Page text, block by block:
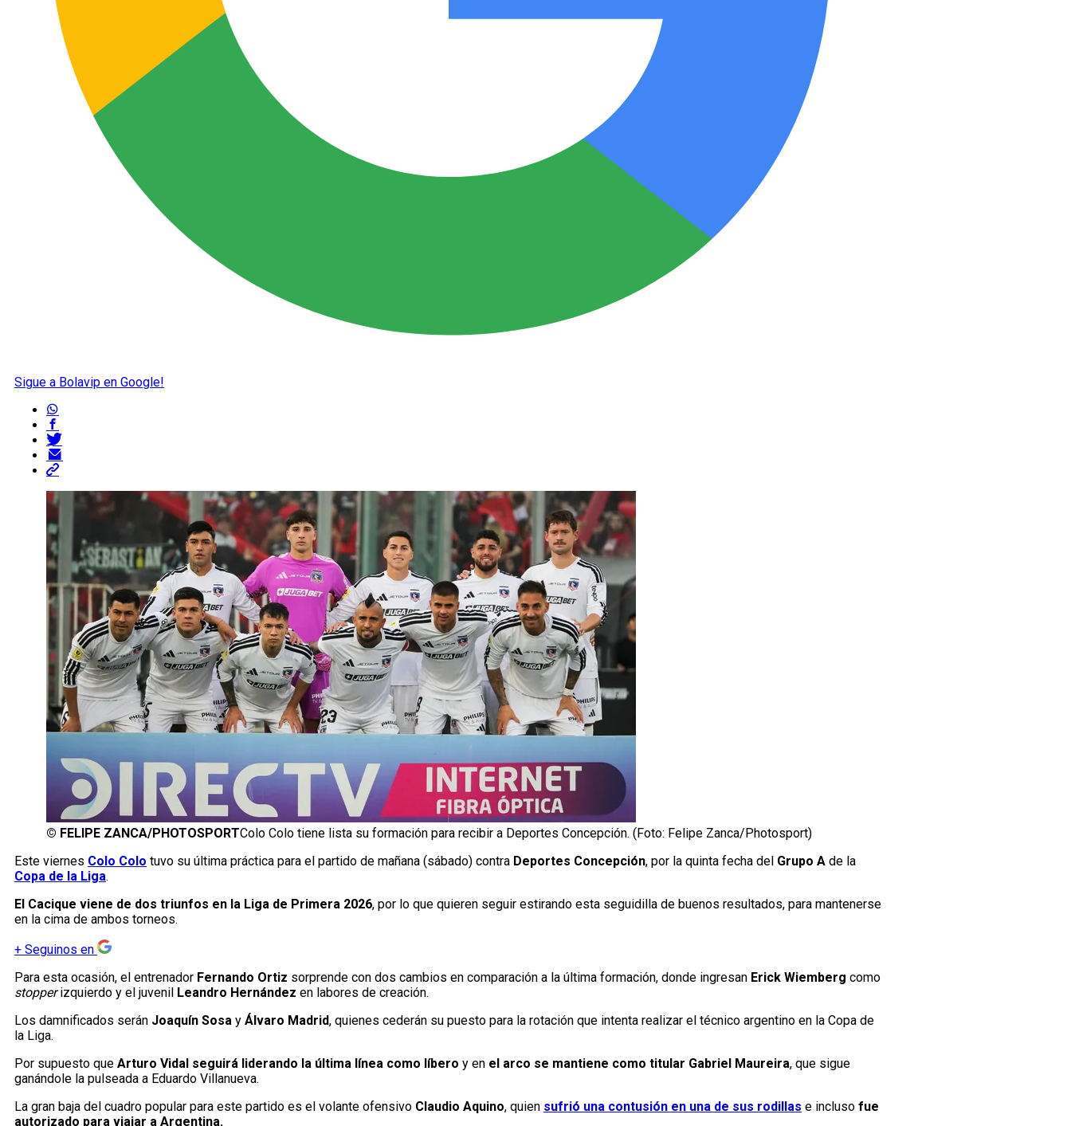
Sigue a Bolavip en Google!
© FELIPE ZANCA/PHOTOSPORTColo Colo tiene lista su formación para recibir a Deportes Concepción. (Foto: Felipe Zanca/Photosport)
Este viernes Colo Colo tuvo su última práctica para el partido de mañana (sábado) contra Deportes Concepción, por la quinta fecha del Grupo A de la
Copa de la Liga.
El Cacique viene de dos triunfos en la Liga de Primera 2026, por lo que quieren seguir estirando esta seguidilla de buenos resultados, para mantenerse
en la cima de ambos torneos.
+ Seguinos en
Para esta ocasión, el entrenador Fernando Ortiz sorprende con dos cambios en comparación a la última formación, donde ingresan Erick Wiemberg como
stopperizquierdo y el juvenil Leandro Hernández en labores de creación.
Los damnificados serán Joaquín Sosa y Álvaro Madrid, quienes cederán su puesto para la rotación que intenta realizar el técnico argentino en la Copa de
la Liga.
Por supuesto que Arturo Vidal seguirá liderando la última línea como líbero y en el arco se mantiene como titular Gabriel Maureira, que sigue
ganándole la pulseada a Eduardo Villanueva.
La gran baja del cuadro popular para este partido es el volante ofensivo Claudio Aquino, quien sufrió una contusión en una de sus rodillas e incluso fue
autorizado para viajar a Argentina.